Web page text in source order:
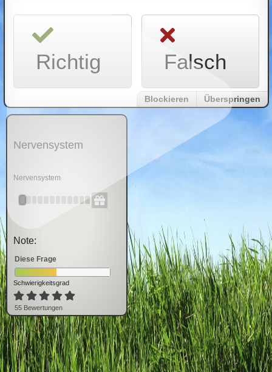
Richtig Falsch
Blockieren Überspringen
Nervensystem
Nervensystem
Note:
Diese Frage
Schwierigkeitsgrad
55 Bewertungen